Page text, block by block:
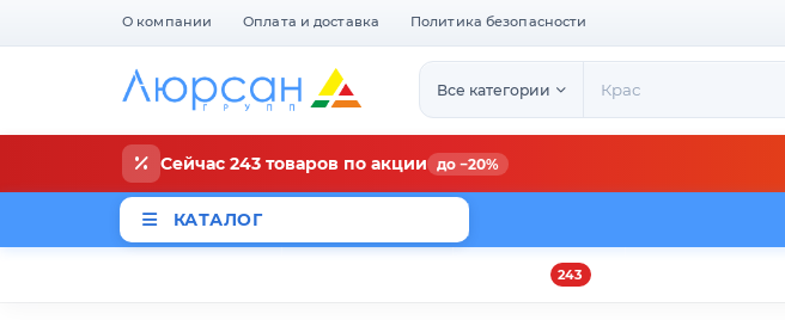
О компании Оплата и доставка Политика безопасности
Все категории
Сейчас 243 товаров по акции до −20%
КАТАЛОГ
243